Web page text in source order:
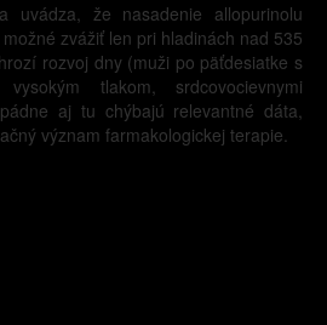
uvádza, že nasadenie allopurinolu
zvážiť len pri hladinách nad 535
rozvoj dny (muži po päťdesiatke s
tlakom, srdcovocievnymi
aj tu chýbajú relevantné dáta,
význam farmakologickej terapie.